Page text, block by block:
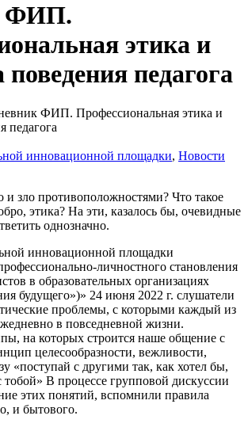
ФИП.
этика и
поведения педагога
ФИП. Профессиональная этика и
педагога
инновационной площадки, Новости
и зло противоположностями? Что такое
этика? На эти, казалось бы, очевидные
однозначно.
инновационной площадки
личностного становления
в образовательных организациях
будущего»)» 24 июня 2022 г. слушатели
проблемы, с которыми каждый из
в повседневной жизни.
на которых строится наше общение с
целесообразности, вежливости,
«поступай с другими так, как хотел бы,
тобой» В процессе групповой дискуссии
этих понятий, вспомнили правила
и бытового.